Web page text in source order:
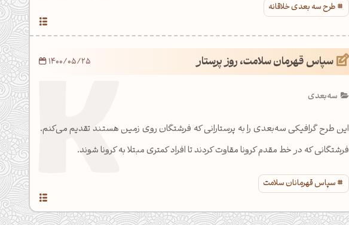
طرح سه بعدی خلاقانه
سپاس قهرمان سلامت، روز پرستار
سه‌بعدی
این طرح گرافیکی سه‌بعدی را به پرستارانی که فرشتگان روی زمین هستند تقدیم می‌کنم.
فرشتگانی که در خط مقدم کرونا مقاوت کردند تا افراد کمتری مبتلا به کرونا شوند.
سپاس قهرمانان سلامت
1400/05/25